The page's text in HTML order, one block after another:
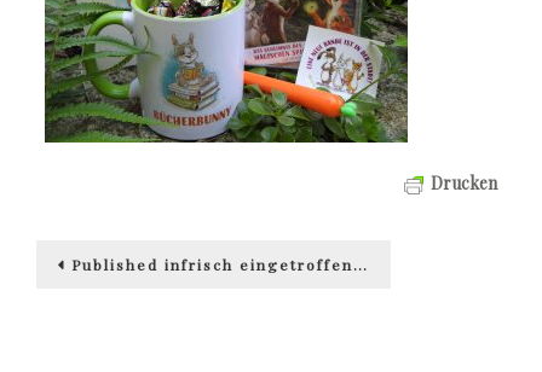
Drucken
Beitragsnavigation
Published infrisch eingetroffen…